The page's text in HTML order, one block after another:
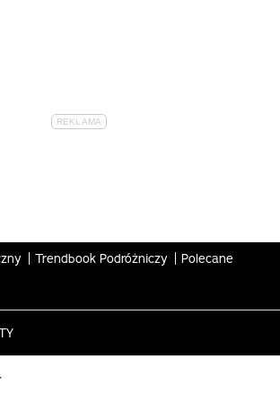
Trendbook Podróżniczy Polecane